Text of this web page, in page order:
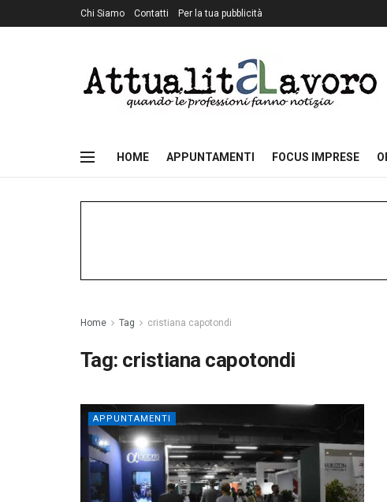
Chi Siamo Contatti Per la tua pubblicità
HOME APPUNTAMENTI FOCUS IMPRESE
Home Tag cristiana capotondi
Tag: cristiana capotondi
APPUNTAMENTI